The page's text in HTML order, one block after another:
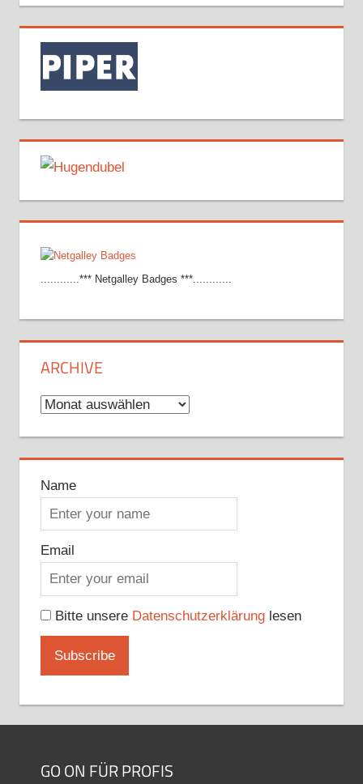
............*** Netgalley Badges ***............
ARCHIVE
Archive
Name
Email
Bitte unsere Datenschutzerklärunglesen
GO ON FÜR PROFIS